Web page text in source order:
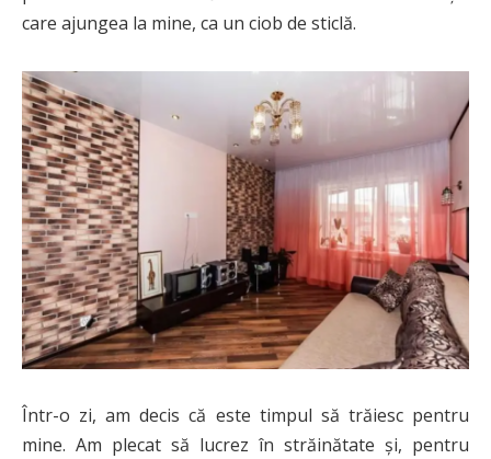
care ajungea la mine, ca un ciob de sticlă.
Într-o zi, am decis că este timpul să trăiesc pentru
mine. Am plecat să lucrez în străinătate și, pentru